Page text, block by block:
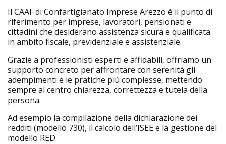
Il CAAF di Confartigianato Imprese Arezzo è il punto di
riferimento per imprese, lavoratori, pensionati e
cittadini che desiderano assistenza sicura e qualificata
in ambito fiscale, previdenziale e assistenziale.
Grazie a professionisti esperti e affidabili, offriamo un
supporto concreto per affrontare con serenità gli
adempimenti e le pratiche più complesse, mettendo
sempre al centro chiarezza, correttezza e tutela della
persona.
Ad esempio la compilazione della dichiarazione dei
redditi (modello 730), il calcolo dell’ISEE e la gestione del
modello RED.